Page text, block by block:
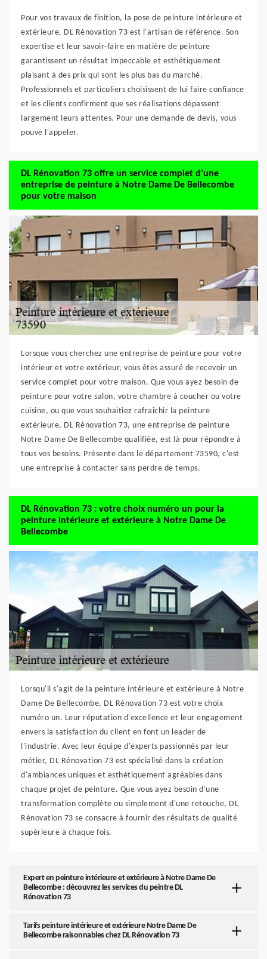
Pour vos travaux de finition, la pose de peinture intérieure et
extérieure, DL Rénovation 73 est l'artisan de référence. Son
expertise et leur savoir-faire en matière de peinture
garantissent un résultat impeccable et esthétiquement
plaisant à des prix qui sont les plus bas du marché.
Professionnels et particuliers choisissent de lui faire confiance
et les clients confirment que ses réalisations dépassent
largement leurs attentes. Pour une demande de devis, vous
pouve l'appeler.
DL Rénovation 73 offre un service complet d’une
entreprise de peinture à Notre Dame De Bellecombe
pour votre maison
Lorsque vous cherchez une entreprise de peinture pour votre
intérieur et votre extérieur, vous êtes assuré de recevoir un
service complet pour votre maison. Que vous ayez besoin de
peinture pour votre salon, votre chambre à coucher ou votre
cuisine, ou que vous souhaitiez rafraîchir la peinture
extérieure, DL Rénovation 73, une entreprise de peinture
Notre Dame De Bellecombe qualifiée, est là pour répondre à
tous vos besoins. Présente dans le département 73590, c'est
une entreprise à contacter sans perdre de temps.
DL Rénovation 73 : votre choix numéro un pour la
peinture intérieure et extérieure à Notre Dame De
Bellecombe
Lorsqu'il s'agit de la peinture intérieure et extérieure à Notre
Dame De Bellecombe, DL Rénovation 73 est votre choix
numéro un. Leur réputation d'excellence et leur engagement
envers la satisfaction du client en font un leader de
l'industrie. Avec leur équipe d'experts passionnés par leur
métier, DL Rénovation 73 est spécialisé dans la création
d'ambiances uniques et esthétiquement agréables dans
chaque projet de peinture. Que vous ayez besoin d'une
transformation complète ou simplement d'une retouche, DL
Rénovation 73 se consacre à fournir des résultats de qualité
supérieure à chaque fois.
Expert en peinture intérieure et extérieure à Notre Dame De
Bellecombe : découvrez les services du peintre DL
Rénovation 73
Tarifs peinture intérieure et extérieure Notre Dame De
Bellecombe raisonnables chez DL Rénovation 73